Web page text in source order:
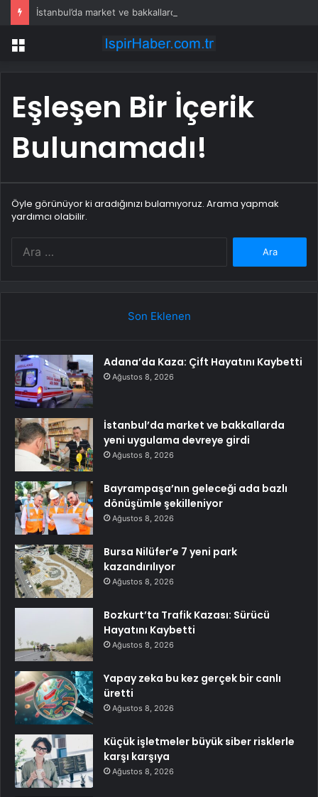
Menü
Eşleşen Bir İçerik
Bulunamadı!
Öyle görünüyor ki aradığınızı bulamıyoruz. Arama yapmak
yardımcı olabilir.
Son Eklenen
Adana’da Kaza: Çift Hayatını Kaybetti
Ağustos 8, 2026
İstanbul’da market ve bakkallarda
yeni uygulama devreye girdi
Ağustos 8, 2026
Bayrampaşa’nın geleceği ada bazlı
dönüşümle şekilleniyor
Ağustos 8, 2026
Bursa Nilüfer’e 7 yeni park
kazandırılıyor
Ağustos 8, 2026
Bozkurt’ta Trafik Kazası: Sürücü
Hayatını Kaybetti
Ağustos 8, 2026
Yapay zeka bu kez gerçek bir canlı
üretti
Ağustos 8, 2026
Küçük işletmeler büyük siber risklerle
karşı karşıya
Ağustos 8, 2026